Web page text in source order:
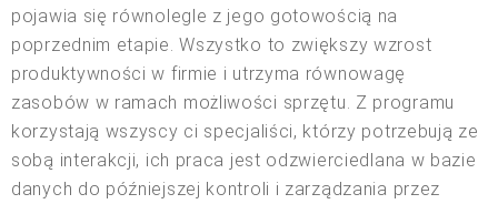
pojawia się równolegle z jego gotowością na
poprzednim etapie. Wszystko to zwiększy wzrost
produktywności w firmie i utrzyma równowagę
zasobów w ramach możliwości sprzętu. Z programu
korzystają wszyscy ci specjaliści, którzy potrzebują ze
sobą interakcji, ich praca jest odzwierciedlana w bazie
danych do późniejszej kontroli i zarządzania przez